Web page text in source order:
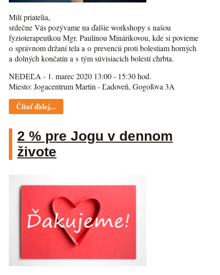
Milí priatelia,
srdečne Vás pozývame na ďalšie workshopy s našou
fyzioterapeutkou Mgr. Paulínou Minárikovou, kde si povieme
o správnom držaní tela a o prevencii proti bolestiam horných
a dolných končatín a s tým súvisiacich bolestí chrbta.
NEDEĽA - 1. marec 2020 13:00 - 15:30 hod.
Miesto: Jogacentrum Martin - Ľadoveň, Gogoľova 3A
Čítať ďalej...
2 % pre Jogu v dennom
živote